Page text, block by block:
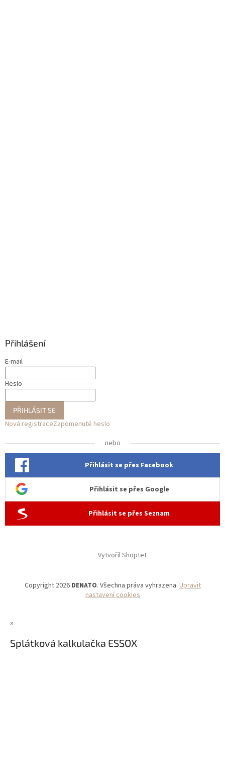
Přihlášení
E-mail
Heslo
PŘIHLÁSIT SE
Nová registraceZapomenuté heslo
nebo
Přihlásit se přes Facebook
Přihlásit se přes Google
Přihlásit se přes Seznam
Vytvořil Shoptet
Copyright 2026 DENATO. Všechna práva vyhrazena.Upravit
nastavení cookies
×
Splátková kalkulačka ESSOX